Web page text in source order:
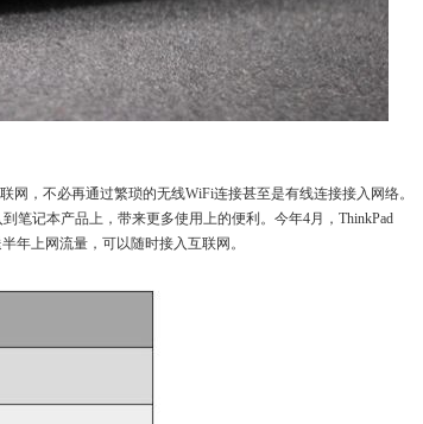
，不必再通过繁琐的无线WiFi连接甚至是有线连接接入网络。
笔记本产品上，带来更多使用上的便利。今年4月，ThinkPad
年上网流量，可以随时接入互联网。